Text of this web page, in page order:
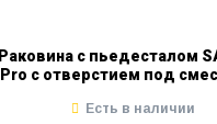
Раковина с пьедесталом
Pro с отверстием под
Есть в наличии